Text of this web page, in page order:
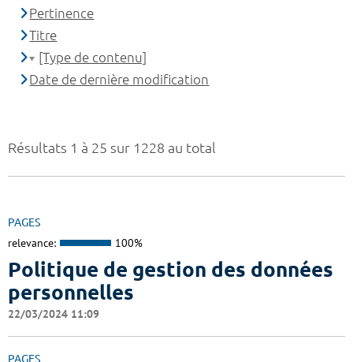
Résultats 1 à 25 sur 1228 au total
PAGES
relevance: 100%
Politique de gestion des données
personnelles
22/03/2024 11:09
PAGES
Pertinence
Titre
[Type de contenu]
Date de dernière modification